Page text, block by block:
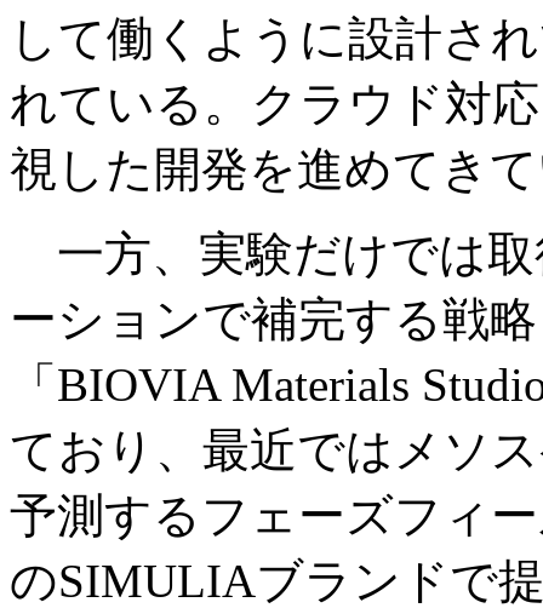
して働くように設計さ
れている。クラウド対
視した開発を進めてき
一方、実験だけでは
ーションで補完する戦
「BIOVIA Materials
ており、最近ではメソ
予測するフェーズフィ
のSIMULIAブランドで